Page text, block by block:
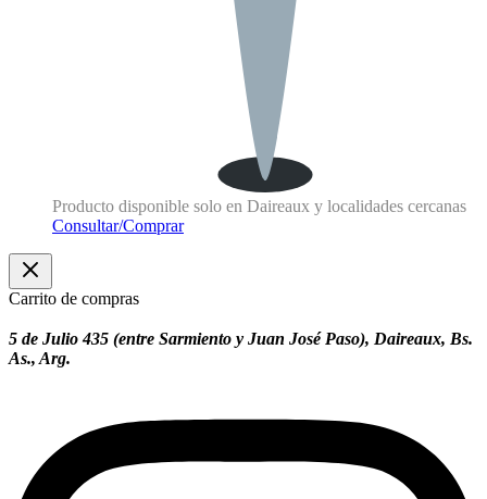
Producto disponible solo en Daireaux y localidades cercanas
Consultar/Comprar
Carrito de compras
5 de Julio 435 (entre Sarmiento y Juan José Paso), Daireaux, Bs.
As., Arg.